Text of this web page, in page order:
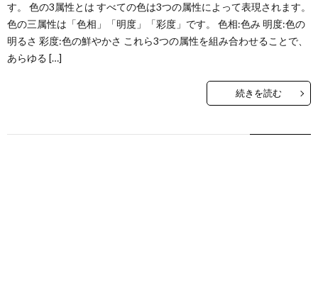
す。 色の3属性とは すべての色は3つの属性によって表現されます。
色の三属性は「色相」「明度」「彩度」です。 色相:色み 明度:色の
明るさ 彩度:色の鮮やかさ これら3つの属性を組み合わせることで、
あらゆる […]
続きを読む